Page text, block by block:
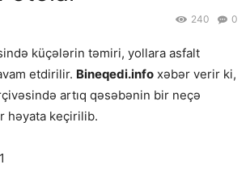
0
240
küçələrin təmiri, yollara asfalt
etdirilir. Bineqedi.info xəbər verir ki,
artıq qəsəbənin bir neçə
həyata keçirilib.